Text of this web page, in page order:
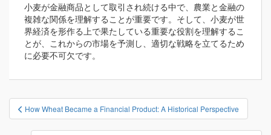
小麦が金融商品として取引され続ける中で、農業と金融の
複雑な関係を理解することが重要です。そして、小麦が世
界経済を形作る上で果たしている重要な役割を理解するこ
とが、これからの市場を予測し、適切な戦略を立てるため
に必要不可欠です。
投
稿
How Wheat Became a Financial Product: A Historical Perspective